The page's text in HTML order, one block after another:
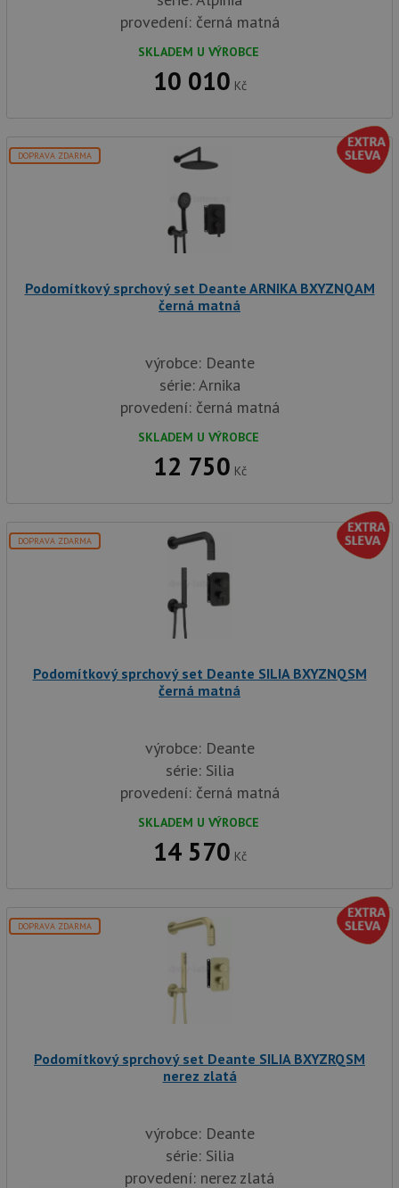
provedení: černá matná
SKLADEM U VÝROBCE
10 010 Kč
DOPRAVA ZDARMA
Podomítkový sprchový set Deante ARNIKA BXYZNQAM
černá matná
výrobce: Deante
série: Arnika
provedení: černá matná
SKLADEM U VÝROBCE
12 750 Kč
DOPRAVA ZDARMA
Podomítkový sprchový set Deante SILIA BXYZNQSM
černá matná
výrobce: Deante
série: Silia
provedení: černá matná
SKLADEM U VÝROBCE
14 570 Kč
DOPRAVA ZDARMA
Podomítkový sprchový set Deante SILIA BXYZRQSM
nerez zlatá
výrobce: Deante
série: Silia
provedení: nerez zlatá